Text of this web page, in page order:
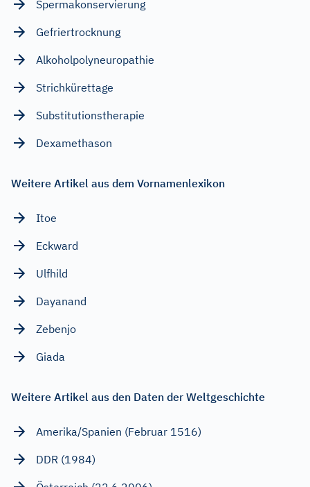
Spermakonservierung
Gefriertrocknung
Alkoholpolyneuropathie
Strichkürettage
Substitutionstherapie
Dexamethason
Weitere Artikel aus dem Vornamenlexikon
Itoe
Eckward
Ulfhild
Dayanand
Zebenjo
Giada
Weitere Artikel aus den Daten der Weltgeschichte
Amerika/Spanien (Februar 1516)
DDR (1984)